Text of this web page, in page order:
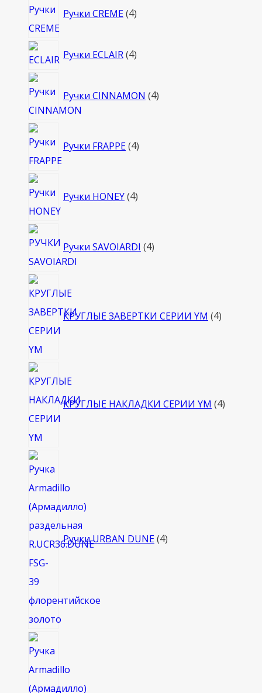
Ручки CREME 4товара
Ручки ECLAIR 44
Ручки CINNAMON 4товара
Ручки FRAPPE 4товара
Ручки HONEY 4товара
Ручки SAVOIARDI 4товара
КРУГЛЫЕ ЗАВЕРТКИ СЕРИИ YM 4
КРУГЛЫЕ НАКЛАДКИ СЕРИИ YM 4
Ручки URBAN DUNE 4